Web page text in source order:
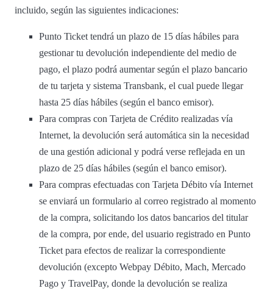
incluido, según las siguientes indicaciones:
Punto Ticket tendrá un plazo de 15 días hábiles para
gestionar tu devolución independiente del medio de
pago, el plazo podrá aumentar según el plazo bancario
de tu tarjeta y sistema Transbank, el cual puede llegar
hasta 25 días hábiles (según el banco emisor).
Para compras con Tarjeta de Crédito realizadas vía
Internet, la devolución será automática sin la necesidad
de una gestión adicional y podrá verse reflejada en un
plazo de 25 días hábiles (según el banco emisor).
Para compras efectuadas con Tarjeta Débito vía Internet
se enviará un formulario al correo registrado al momento
de la compra, solicitando los datos bancarios del titular
de la compra, por ende, del usuario registrado en Punto
Ticket para efectos de realizar la correspondiente
devolución (excepto Webpay Débito, Mach, Mercado
Pago y TravelPay, donde la devolución se realiza